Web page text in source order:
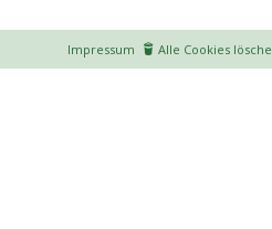
Alle Cookies
Impressum